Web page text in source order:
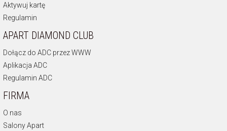
Aktywuj kartę
Regulamin
APART DIAMOND CLUB
Dołącz do ADC przez WWW
Aplikacja ADC
Regulamin ADC
FIRMA
O nas
Salony Apart